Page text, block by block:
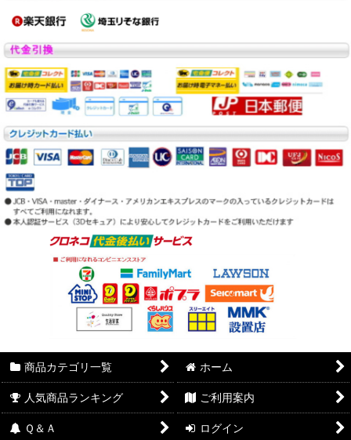
商品カテゴリ一覧 ホーム
人気商品ランキング ご利用案内
Ｑ＆Ａ ログイン